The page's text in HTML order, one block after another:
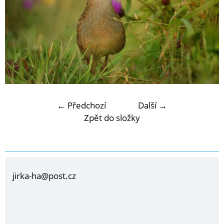
← Předchozí
Další →
Zpět do složky
jirka-ha@post.cz